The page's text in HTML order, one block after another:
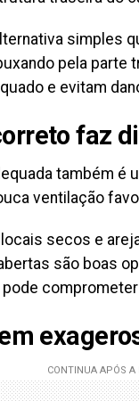
simples
pela
e evitam
faz
também
ventilação
secos e
são boas